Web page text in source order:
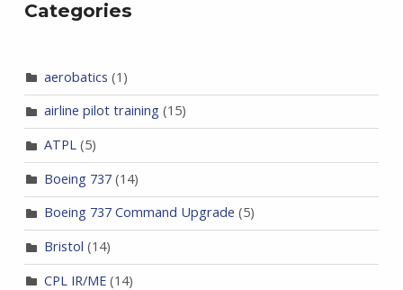
Categories
aerobatics (1)
airline pilot training(15)
ATPL(5)
Boeing 737(14)
Boeing 737 Command Upgrade (5)
Bristol (14)
CPL IR/ME(14)